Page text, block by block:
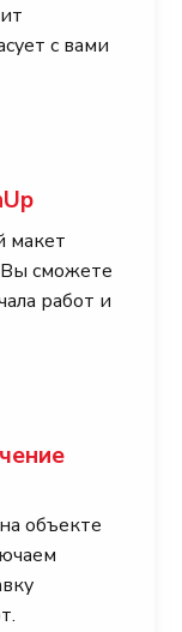
с вами
макет
сможете
работ и
объекте